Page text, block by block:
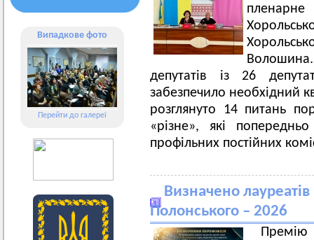
Випадкове фото
Перейти до галереї
пленарне
депутатів із 26
забезпечило необхідний
розглянуто 14 питань
«різне», які
профільних постійних
Визначено
Полонського – 2026
Премію